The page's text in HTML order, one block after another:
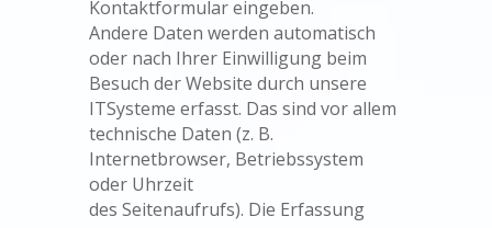
Kontaktformular eingeben.
Andere Daten werden automatisch
oder nach Ihrer Einwilligung beim
Besuch der Website durch unsere
ITSysteme erfasst. Das sind vor allem
technische Daten (z. B.
Internetbrowser, Betriebssystem
oder Uhrzeit
des Seitenaufrufs). Die Erfassung